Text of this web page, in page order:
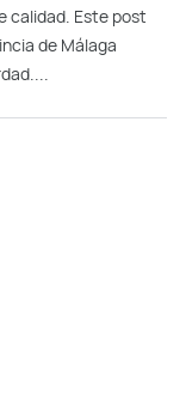
calidad. Este post
de Málaga